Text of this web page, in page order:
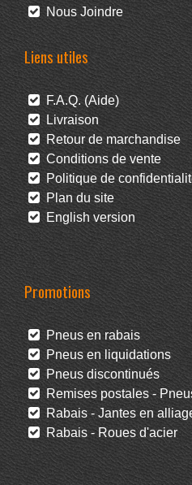
Nous Joindre
Liens utiles
F.A.Q. (Aide)
Livraison
Retour de marchandise
Conditions de vente
Politique de
Plan du site
English version
Promotions
Pneus en rabais
Pneus en liquidations
Pneus discontinués
Remises postales -
Rabais - Jantes en
Rabais - Roues d'acier